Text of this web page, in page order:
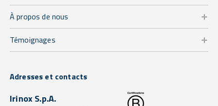
À propos de nous
Témoignages
Adresses et contacts
Irinox S.p.A.